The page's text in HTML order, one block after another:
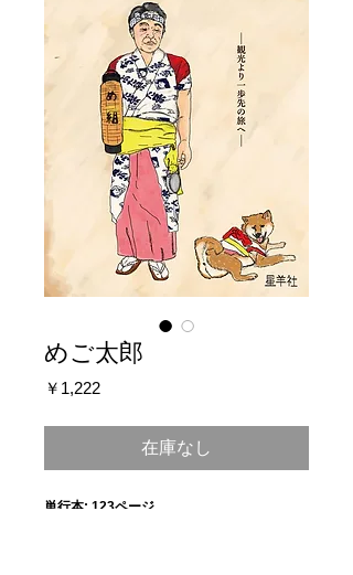
めご太郎
￥1,222価
在庫なし
単行本: 123ページ